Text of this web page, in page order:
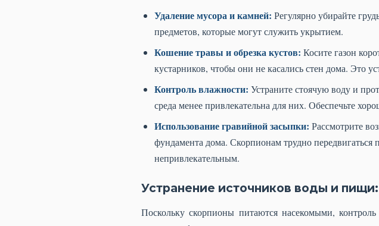
Удаление мусора и камней: Регулярно убирайте
предметов, которые могут служить укрытием.
Кошение травы и обрезка кустов: Косите газон
кустарников, чтобы они не касались стен дома. Это
Контроль влажности: Устраните стоячую воду и
среда менее привлекательна для них. Обеспечьте
Использование гравийной засыпки: Рассмотрите
фундамента дома. Скорпионам трудно передвигаться
непривлекательным.
Устранение источников воды и
Поскольку скорпионы питаются насекомыми,